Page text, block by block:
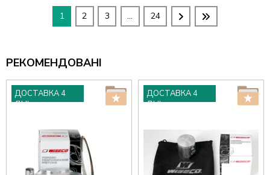
1 2 3 ... 24
РЕКОМЕНДОВАНІ
ДОСТАВКА 4
ДНІ
ДОСТАВКА 4
ДНІ